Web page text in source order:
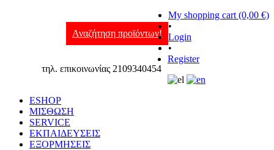
Αναζήτηση προϊόντων!
τηλ. επικοινωνίας 2109340454
My shopping cart (0,00 €)
•
Login
•
Register
ESHOP
ΜΙΣΘΩΣΗ
SERVICE
ΕΚΠΑΙΔΕΥΣΕΙΣ
ΕΞΟΡΜΗΣΕΙΣ